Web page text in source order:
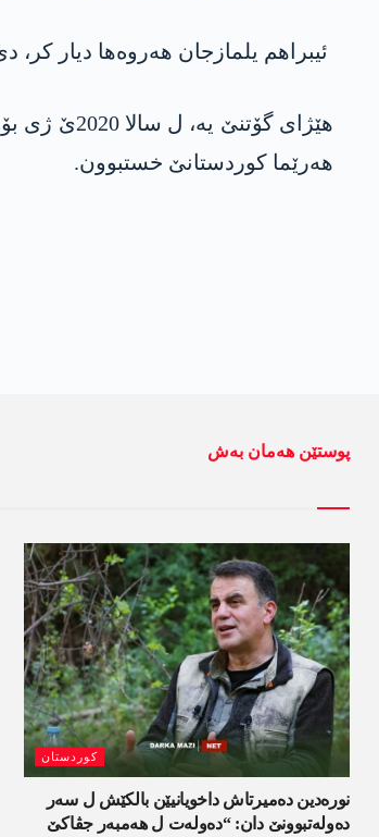
ئیبراهم یلمازجان هەروه‌ها دیار کر،
هێژای
هه‌رێما كوردستانێ خستبوون.
پوستێن ھەمان بەش
کوردستان
نورەدین دەمیرتاش داخویانیێن بالکێش ل سەر
دەولەتبوونێ دان: “دەولەت ل ھەمبەر جڤاکێ